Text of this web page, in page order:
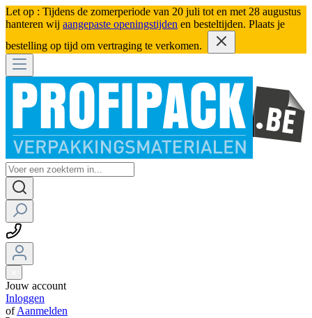
Let op : Tijdens de zomerperiode van 20 juli tot en met 28 augustus
hanteren wij aangepaste openingstijden en besteltijden. Plaats je
bestelling op tijd om vertraging te verkomen.
Jouw account
Inloggen
ofAanmelden